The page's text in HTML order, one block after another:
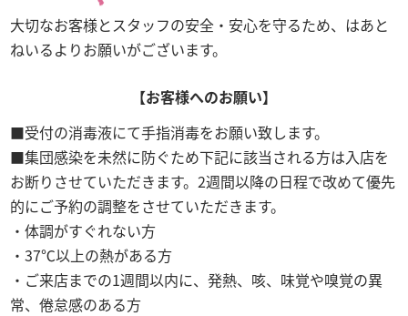
大切なお客様とスタッフの安全・安心を守るため、はあと
ねいるよりお願いがございます。
【お客様へのお願い】
受付の消毒液にて手指消毒をお願い致します。
集団感染を未然に防ぐため下記に該当される方は入店を
お断りさせていただきます。2週間以降の日程で改めて優先
的にご予約の調整をさせていただきます。
体調がすぐれない方
37℃以上の熱がある方
ご来店までの1週間以内に、発熱、咳、味覚や嗅覚の異
常、倦怠感のある方